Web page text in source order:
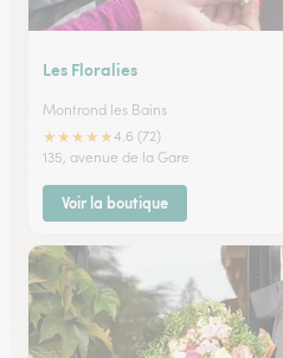
Les Floralies
Montrond les Bains
★★★★★4.6 (72)
135, avenue de la Gare
Voir la boutique